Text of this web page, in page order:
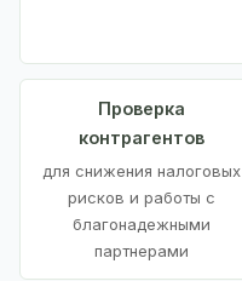
Проверка
контрагентов
для снижения налоговых
рисков и работы с
благонадежными
партнерами